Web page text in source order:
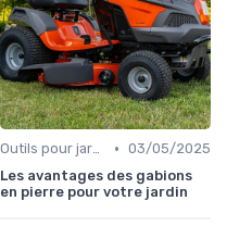
Outils pour jardinage écologique • 03/05/2025
Les avantages des gabions
en pierre pour votre jardin